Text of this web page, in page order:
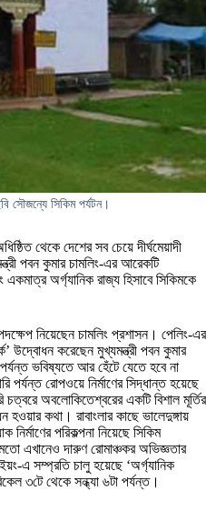
সৌজন্যে সিকিম পর্যটন।
থেকে দেশের সব চেয়ে দীর্ঘমেয়াদী
পবন কুমার চামলিং-এর আরেকটি
অর্গ্যানিক রাজ্য হিসাবে সিকিমকে
নিয়েছেন চামলিং প্রশাসন। পেলিং-এর
উদ্বোধন করেছেন মুখ্যমন্ত্রী পবন কুমার
পর্যন্ত ভবিষ্যতে আর হেঁটে যেতে হবে না
পর্যন্ত রোপওয়ে নির্মাণের সিদ্ধান্ত হয়েছে
চত্বরে অবলোকিতেশ্বরের একটি বিশাল মূর্তির
কথা। রাবাংলার কাছে ভালেদুঙ্গায়
পরিকল্পনা নিয়েছে সিকিম
এখানেও দারুণ রোমাঞ্চকর অভিজ্ঞতার
এ সম্প্রতি চালু হয়েছে ‘অর্গ্যানিক
৩টে থেকে সন্ধ্যা ৬টা পর্যন্ত।